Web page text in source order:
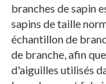
branches de sapin
sapins de taille
échantillon de
de branche, afin
d'aiguilles utilisés